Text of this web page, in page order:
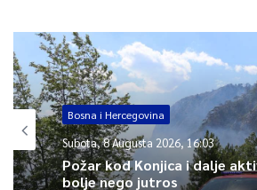
Article Rating
Bosna i Hercegovina
Subota, 8 Augusta 2026, 16:03
Požar kod Konjica i dalje
bolje nego jutros